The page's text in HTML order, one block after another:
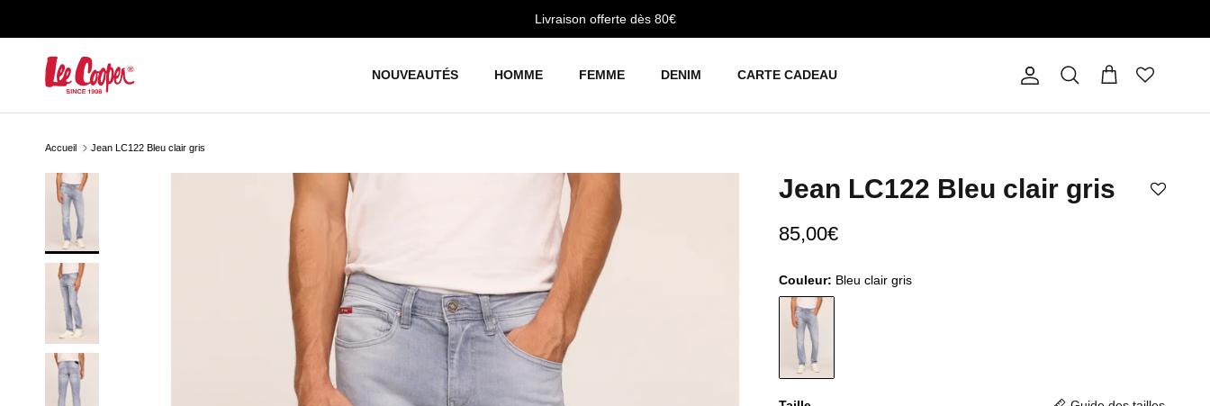
Livraison offerte dès 80€
NOUVEAUTÉS HOMME FEMME DENIM CARTE CADEAU CompteRecherchePanier
Accueil Jean LC122 Bleu clair gris
Jean LC122 Bleu clair gris
85,00€
Couleur: Bleu clair gris